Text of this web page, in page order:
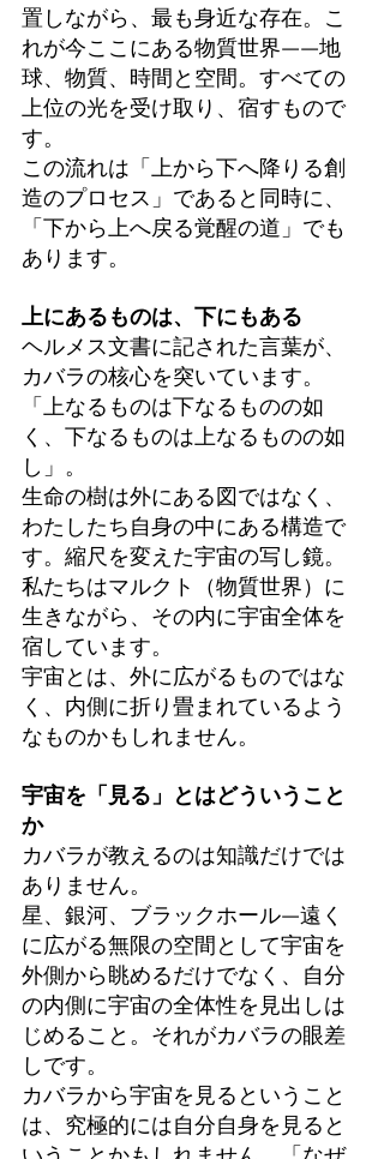
置しながら、最も身近な存在。こ
れが今ここにある物質世界——地
球、物質、時間と空間。すべての
上位の光を受け取り、宿すもので
す。
この流れは「上から下へ降りる創
造のプロセス」であると同時に、
「下から上へ戻る覚醒の道」でも
あります。
上にあるものは、下にもある
ヘルメス文書に記された言葉が、
カバラの核心を突いています。
「上なるものは下なるものの如
く、下なるものは上なるものの如
し」。
生命の樹は外にある図ではなく、
わたしたち自身の中にある構造で
す。縮尺を変えた宇宙の写し鏡。
私たちはマルクト（物質世界）に
生きながら、その内に宇宙全体を
宿しています。
宇宙とは、外に広がるものではな
く、内側に折り畳まれているよう
なものかもしれません。
宇宙を「見る」とはどういうこと
か
カバラが教えるのは知識だけでは
ありません。
星、銀河、ブラックホール—遠く
に広がる無限の空間として宇宙を
外側から眺めるだけでなく、自分
の内側に宇宙の全体性を見出しは
じめること。それがカバラの眼差
しです。
カバラから宇宙を見るということ
は、究極的には自分自身を見ると